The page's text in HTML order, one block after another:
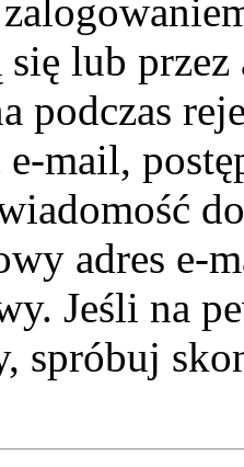
się lub
podczas
e-mail,
adres e-
Jeśli na
spróbuj